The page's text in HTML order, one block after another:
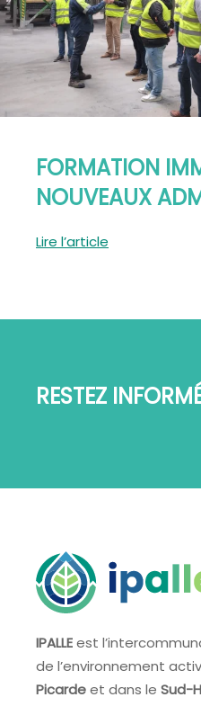
FORMATION
NOUVEAUX
Lire l’article
RESTEZ
IPALLEest
de l’environnement
Picardeet dans le Sud-